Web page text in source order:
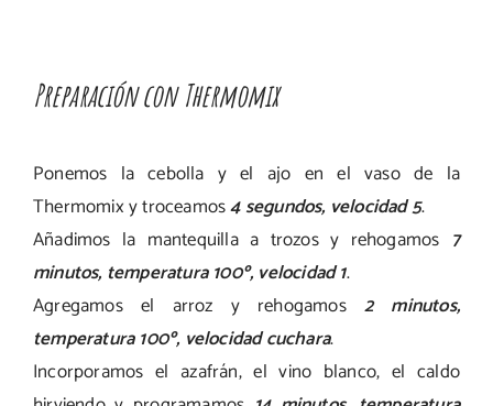
Preparación con Thermomix
Ponemos la cebolla y el ajo en el vaso de la
Thermomix y troceamos4 segundos, velocidad 5.
Añadimos la mantequilla a trozos y rehogamos 7
minutos, temperatura 100º, velocidad 1.
Agregamos el arroz y rehogamos2 minutos,
temperatura 100º, velocidad cuchara.
Incorporamos el azafrán, el vino blanco, el caldo